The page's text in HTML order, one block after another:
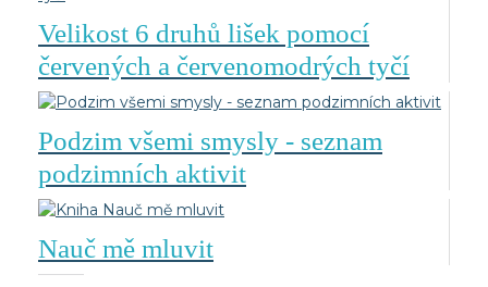
Velikost 6 druhů lišek pomocí
červených a červenomodrých tyčí
Podzim všemi smysly - seznam
podzimních aktivit
Nauč mě mluvit